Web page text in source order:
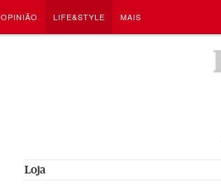
OPINIÃO LIFE&STYLE MAIS
Loja